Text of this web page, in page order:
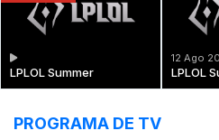
LPLOL Summer
12 Ago
LPLOL
PROGRAMA DE TV